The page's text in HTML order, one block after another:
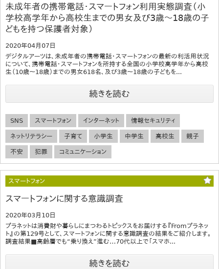
未成年者の携帯電話・スマートフォン利用実態調査（小
学校高学年から高校生までの男女及び3歳～18歳の子
どもを持つ保護者対象）
2020年04月07日
デジタルアーツは、未成年者の携帯電話・スマートフォンの最新の利活用状況
について、携帯電話・スマートフォンを所持する全国の小学校高学年から高校
生（10歳～18歳）までの男女618名、及び3歳～18歳の子どもを...
続きを読む
SNS スマートフォン インターネット 情報セキュリティ
ネットリテラシー 子育て 小学生 中学生 高校生 親子
不安 犯罪 コミュニケーション
スマートフォン
スマートフォンに関する意識調査
2020年03月10日
プラネットは消費財や暮らしにまつわるトピックスをお届けする『Fromプラネッ
ト』の第129号として、スマートフォンに関する意識調査の結果をご紹介します。
調査結果■高齢層でも“乗り換え”進む…70代以上で「スマホ...
続きを読む